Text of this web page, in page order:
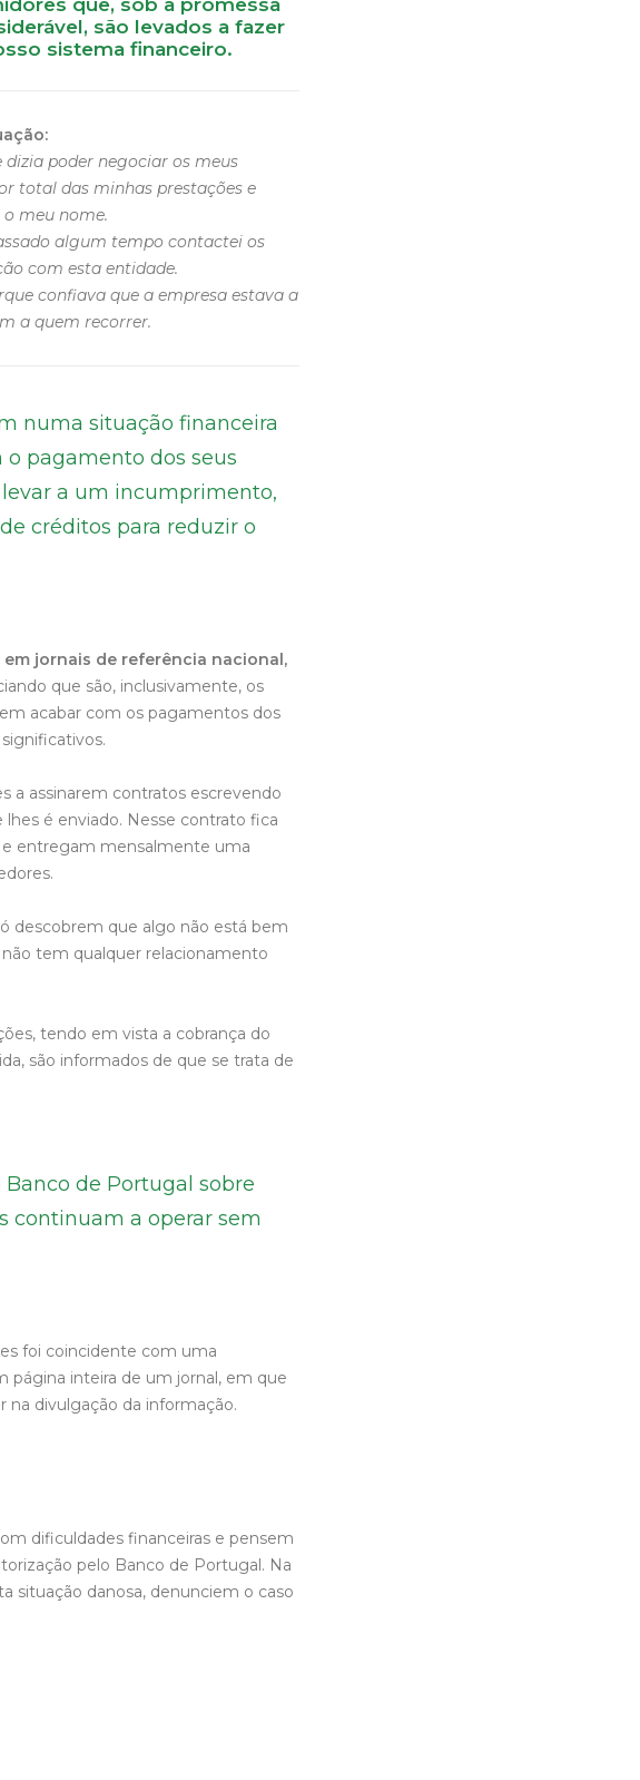
que, sob a promessa
são levados a fazer
sistema financeiro.
poder negociar os meus
total das minhas prestações e
meu nome.
algum tempo contactei os
com esta entidade.
confiava que a empresa estava a
a quem recorrer.
numa situação financeira
pagamento dos seus
a um incumprimento,
créditos para reduzir o
jornais de referência nacional,
que são, inclusivamente, os
acabar com os pagamentos dos
a assinarem contratos escrevendo
é enviado. Nesse contrato fica
e entregam mensalmente uma
descobrem que algo não está bem
tem qualquer relacionamento
tendo em vista a cobrança do
são informados de que se trata de
de Portugal sobre
continuam a operar sem
foi coincidente com uma
página inteira de um jornal, em que
na divulgação da informação.
dificuldades financeiras e pensem
pelo Banco de Portugal. Na
situação danosa, denunciem o caso